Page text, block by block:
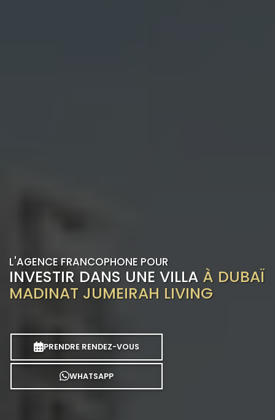
L'AGENCE FRANCOPHONE POUR
INVESTIR DANS UNE VILLA À DUBAÏ
MADINAT JUMEIRAH LIVING
PRENDRE RENDEZ-VOUS
WHATSAPP